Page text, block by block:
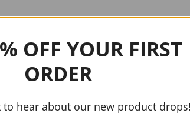
OFF YOUR FIRST
ORDER
hear about our new product drops!